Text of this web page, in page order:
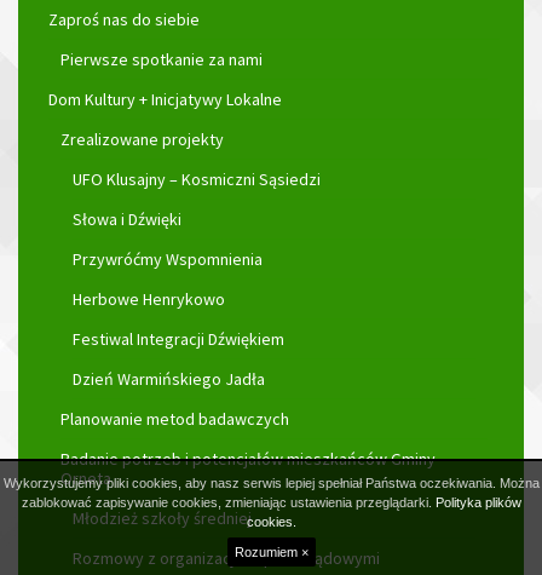
Zaproś nas do siebie
Pierwsze spotkanie za nami
Dom Kultury + Inicjatywy Lokalne
Zrealizowane projekty
UFO Klusajny – Kosmiczni Sąsiedzi
Słowa i Dźwięki
Przywróćmy Wspomnienia
Herbowe Henrykowo
Festiwal Integracji Dźwiękiem
Dzień Warmińskiego Jadła
Planowanie metod badawczych
Badanie potrzeb i potencjałów mieszkańców Gminy
Orneta
Młodzież szkoły średniej
Rozmowy z organizacjami pozarządowymi
Wykorzystujemy pliki cookies, aby nasz serwis lepiej spełniał Państwa oczekiwania. Można
zablokować zapisywanie cookies, zmieniając ustawienia przeglądarki. Polityka plików
cookies.
Rozumiem ×